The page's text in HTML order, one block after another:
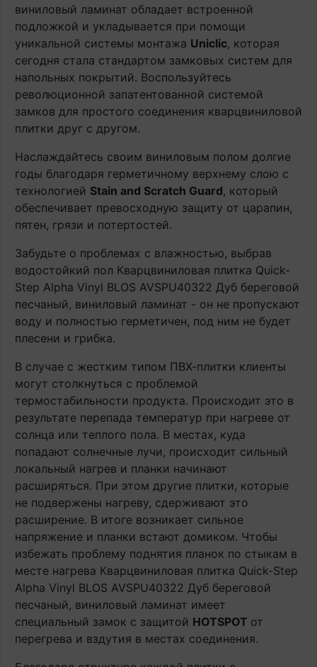
виниловый ламинат обладает встроенной
подложкой и укладывается при помощи
уникальной системы монтажа Uniclic, которая
сегодня стала стандартом замковых систем для
напольных покрытий. Воспользуйтесь
революционной запатентованной системой
замков для простого соединения кварцвиниловой
плитки друг с другом.
Наслаждайтесь своим виниловым полом долгие
годы благодаря герметичному верхнему слою с
технологией Stain and Scratch Guard, который
обеспечивает превосходную защиту от царапин,
пятен, грязи и потертостей.
Забудьте о проблемах с влажностью, выбрав
водостойкий пол Кварцвиниловая плитка Quick-
Step Alpha Vinyl BLOS AVSPU40322 Дуб береговой
песчаный, виниловый ламинат - он не пропускают
воду и полностью герметичен, под ним не будет
плесени и грибка.
В случае с жестким типом ПВХ-плитки клиенты
могут столкнуться с проблемой
термостабильности продукта. Происходит это в
результате перепада температур при нагреве от
солнца или теплого пола. В местах, куда
попадают солнечные лучи, происходит сильный
локальный нагрев и планки начинают
расширяться. При этом другие плитки, которые
не подвержены нагреву, сдерживают это
расширение. В итоге возникает сильное
напряжение и планки встают домиком. Чтобы
избежать проблему поднятия планок по стыкам в
месте нагрева Кварцвиниловая плитка Quick-Step
Alpha Vinyl BLOS AVSPU40322 Дуб береговой
песчаный, виниловый ламинат имеет
специальный замок с защитой HOTSPOT от
перегрева и вздутия в местах соединения.